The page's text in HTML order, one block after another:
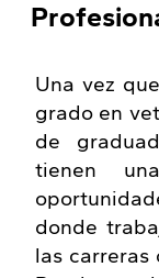
Una vez
grado en
de
tienen
donde
las carreras